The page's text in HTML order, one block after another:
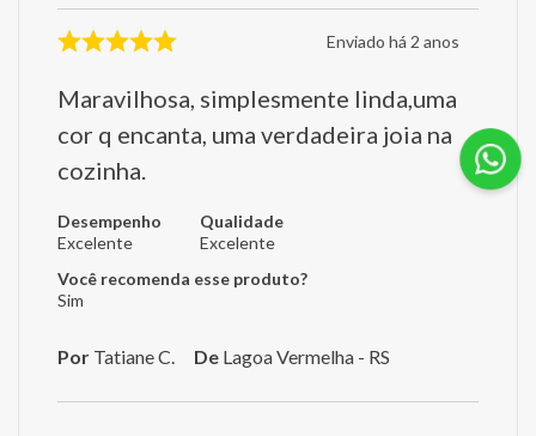
Enviado há 2 anos
Maravilhosa, simplesmente linda,uma
cor q encanta, uma verdadeira joia na
cozinha.
Desempenho
Excelente
Qualidade
Excelente
Você recomenda esse produto?
Sim
Por Tatiane C. De Lagoa Vermelha - RS